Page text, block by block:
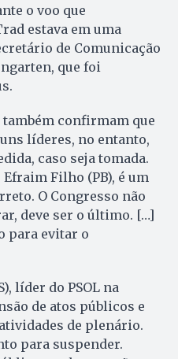
o voo que
estava em uma
de Comunicação
que foi
também confirmam que
líderes, no entanto,
caso seja tomada.
Filho (PB), é um
O Congresso não
deve ser o último. […]
para evitar o
líder do PSOL na
de atos públicos e
de plenário.
para suspender.